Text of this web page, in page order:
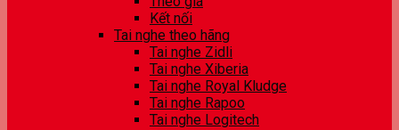
Kết nối
Tai nghe theo hãng
Tai nghe Zidli
Tai nghe Xiberia
Tai nghe Royal Kludge
Tai nghe Rapoo
Tai nghe Logitech